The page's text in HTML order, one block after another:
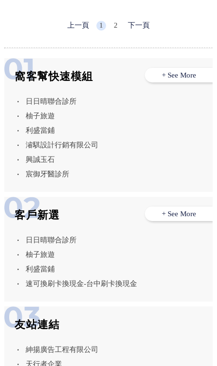
上一頁 1 2 下一頁
窩客幫快速模組
日日晴聯合診所
柚子旅遊
利盛當鋪
濬騏設計行銷有限公司
興誠玉石
宸御牙醫診所
+ See More
客戶新選
日日晴聯合診所
柚子旅遊
利盛當鋪
速可換刷卡換現金-台中刷卡換現金
+ See More
友站連結
紳揚廣告工程有限公司
天行者企業